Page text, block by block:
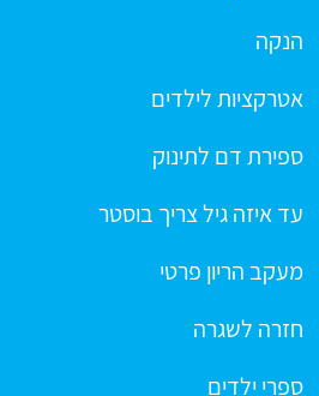
הנקה
אטרקציות לילדים
ספירת דם לתינוק
עד איזה גיל צריך בוסטר
מעקב הריון פרטי
חזרה לשגרה
ספרי ילדים